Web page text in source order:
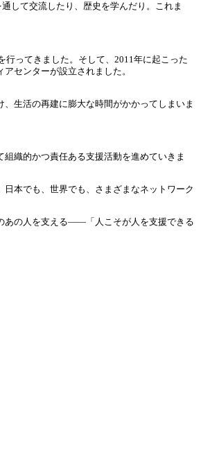
して交流したり、歴史を学んだり。これま
ってきました。そして、2011年に起こった
センターが設立されました。
生活の再建に膨大な時間がかかってしまいま
織的かつ責任ある支援活動を進めていきま
本でも、世界でも、さまざまなネットワーク
あの人を支える——「人こそが人を支援できる